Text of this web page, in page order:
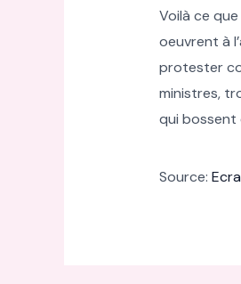
Voilà ce
oeuvrent à
protester
ministres,
qui bossent
Source: